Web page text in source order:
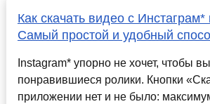
Как скачать видео с
Самый простой и удобный
Instagram* упорно не хочет, чтобы
понравившиеся ролики. Кнопки
приложении нет и не было: